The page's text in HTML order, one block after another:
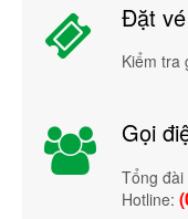
Đặt
Kiểm tra
Gọi
Tổng
Hotline: